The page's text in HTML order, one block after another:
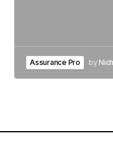
Assurance Pro by